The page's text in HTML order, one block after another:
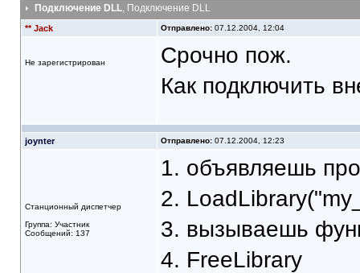
Подключение DLL, Подключение DLL
** Jack Отправлено:07.12.2004, 12:04
Не зарегистрирован
Срочно пож.
Как подключить
joynter Отправлено:07.12.2004, 12:23
Станционный диспетчер
Группа: Участник
Сообщений: 137
1. объявляешь
2.
3. вызываешь
4. FreeLibrary